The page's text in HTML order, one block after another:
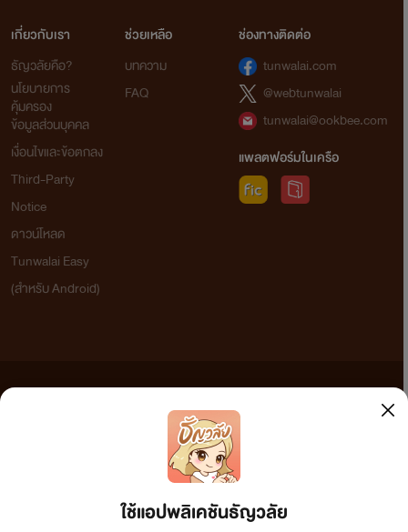
ใช้แอปพลิเคชันธัญวลัย
เกี่ยวกับเรา
ธัญวลัยคือ?
นโยบายการ
คุ้มครอง
ข้อมูลส่วนบุคคล
เงื่อนไขและข้อตกลง
Third-Party
Notice
ดาวน์โหลด
Tunwalai Easy
(สำหรับ Android)
ช่วยเหลือ
บทความ
FAQ
ช่องทางติดต่อ
tunwalai.com
@webtunwalai
tunwalai@ookbee.com
แพลตฟอร์มในเครือ
เว็บไซต์แห่งนี้ไม่ได้เห็นด้วยและไม่ขอรับผิดชอบต่อข้อความใดๆ ทั้งสิ้น ดังนั้นผู้อ่านทุกท่านโปรดใช้
วิจารณญาณในการกลั่นกรองด้วยตนเอง และหากท่านพบข้อความใดๆ ที่ขัดต่อกฎหมายและศีลธรรม
กรุณาแจ้งมาที่ tunwalai@ookbee.com เพื่อทีมงานจะได้ดำเนินการในทันที ทั้งนี้ ทางเว็บไซต์ขอสงวน
ลิขสิทธิ์ตามพระราชบัญญัติลิขสิทธิ์ (ฉบับเพิ่มเติม) พ.ศ.2558